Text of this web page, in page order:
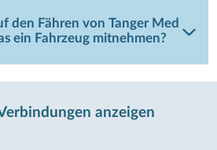
den Fähren von Tanger Med
ein Fahrzeug mitnehmen?
anzeigen